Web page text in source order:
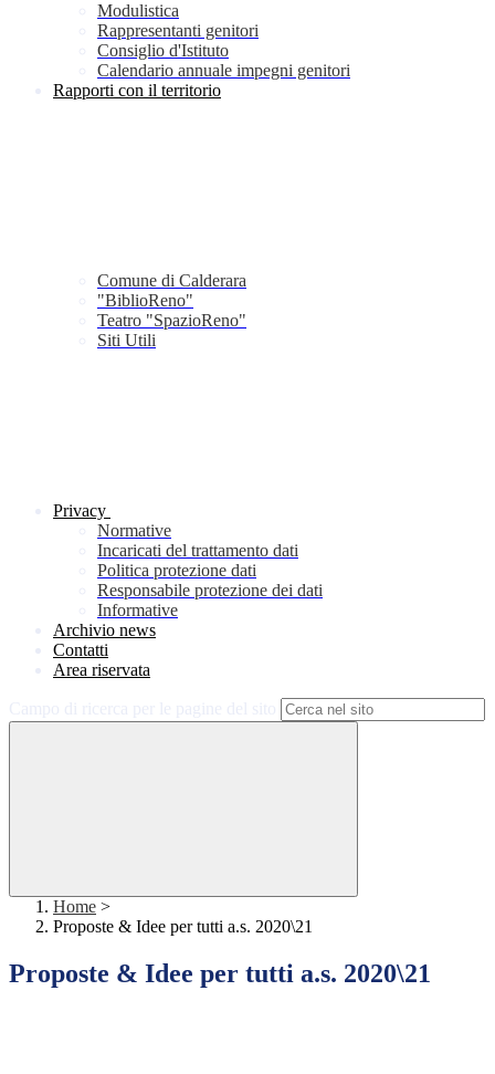
Modulistica
Rappresentanti genitori
Consiglio d'Istituto
Calendario annuale impegni genitori
Rapporti con il territorio
Comune di Calderara
"BiblioReno"
Teatro "SpazioReno"
Siti Utili
Privacy
Normative
Incaricati del trattamento dati
Politica protezione dati
Responsabile protezione dei dati
Informative
Archivio news
Contatti
Area riservata
Home >
Proposte & Idee per tutti a.s. 2020\21
Proposte & Idee per tutti a.s. 2020\21